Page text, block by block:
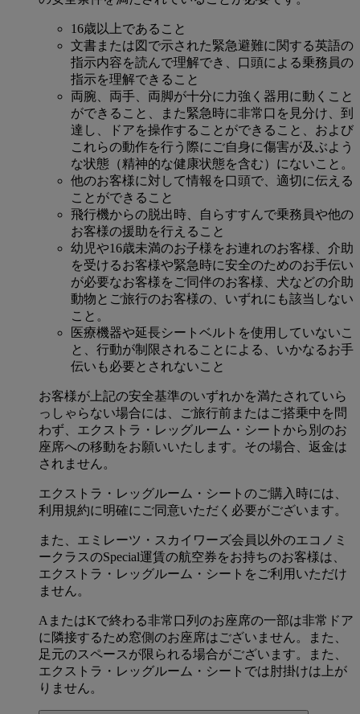
16歳以上であること
文書または図で示された緊急避難に関する英語の
指示内容を読んで理解でき、口頭による乗務員の
指示を理解できること
両腕、両手、両脚が十分に力強く器用に動くこと
ができること、また緊急時に非常口を見分け、到
達し、ドアを操作することができること、および
これらの動作を行う際にご自身に傷害が及ぶよう
な状態（精神的な健康状態を含む）にないこと。
他のお客様に対して情報を口頭で、適切に伝える
ことができること
飛行機からの脱出時、自らすすんで乗務員や他の
お客様の援助を行えること
幼児や16歳未満のお子様をお連れのお客様、介助
を受けるお客様や緊急時に安全のためのお手伝い
が必要なお客様をご同伴のお客様、犬などの介助
動物とご旅行のお客様の、いずれにも該当しない
こと。
医療機器や延長シートベルトを使用していないこ
と、行動が制限されることによる、いかなるお手
伝いも必要とされないこと
お客様が上記の安全基準のいずれかを満たされていら
っしゃらない場合には、ご旅行前またはご搭乗中を問
わず、エクストラ・レッグルーム・シートから別のお
座席への移動をお願いいたします。その場合、返金は
されません。
エクストラ・レッグルーム・シートのご購入時には、
利用規約に明確にご同意いただく必要がございます。
また、エミレーツ・スカイワーズ会員以外のエコノミ
ークラスのSpecial運賃の航空券をお持ちのお客様は、
エクストラ・レッグルーム・シートをご利用いただけ
ません。
AまたはKで終わる非常口列のお座席の一部は非常ドア
に隣接するため窓側のお座席はございません。また、
足元のスペースが限られる場合がございます。また、
エクストラ・レッグルーム・シートでは肘掛けは上が
りません。